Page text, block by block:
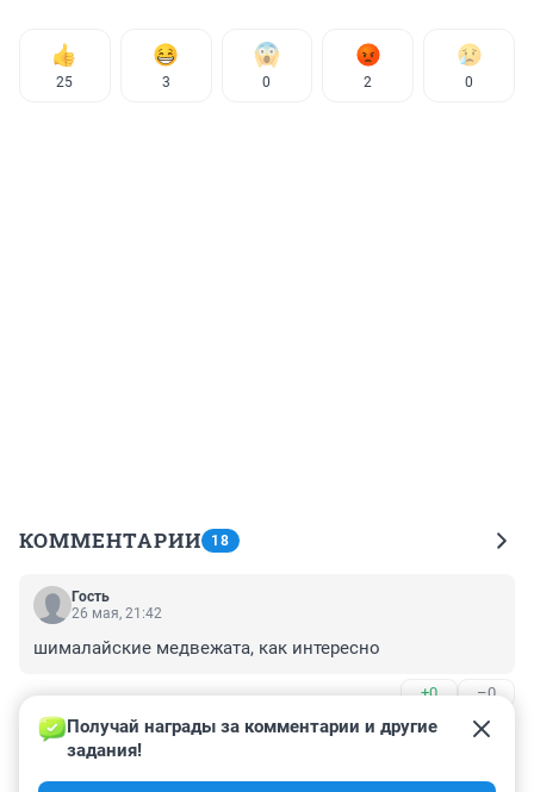
25 3 0 2 0
КОММЕНТАРИИ 18
Гость
26 мая, 21:42
шималайские медвежата, как интересно
+0 –0
Гость
26 мая, 21:36
Интересно, народный талисман Новосибирска Бату
Получай награды за комментарии и другие
задания!